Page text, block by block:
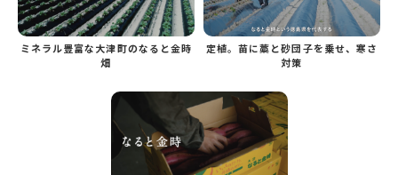
ミネラル豊富な大津町のなると金時
畑
定植。苗に藁と砂団子を乗せ、寒さ
対策